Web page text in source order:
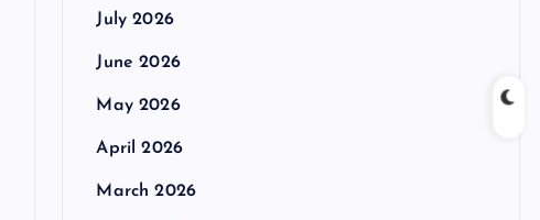
July 2026
June 2026
May 2026
April 2026
March 2026